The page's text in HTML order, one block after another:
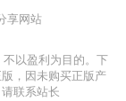
享网站
以盈利为目的。下
，因未购买正版产
联系站长